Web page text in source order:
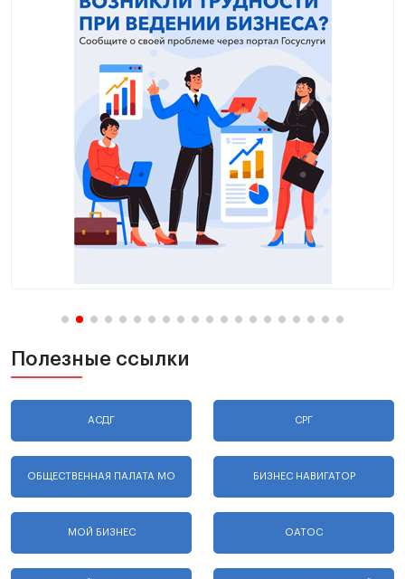
Полезные ссылки
АСДГ СРГ
ОБЩЕСТВЕННАЯ ПАЛАТА МО БИЗНЕС НАВИГАТОР
МОЙ БИЗНЕС ОАТОС